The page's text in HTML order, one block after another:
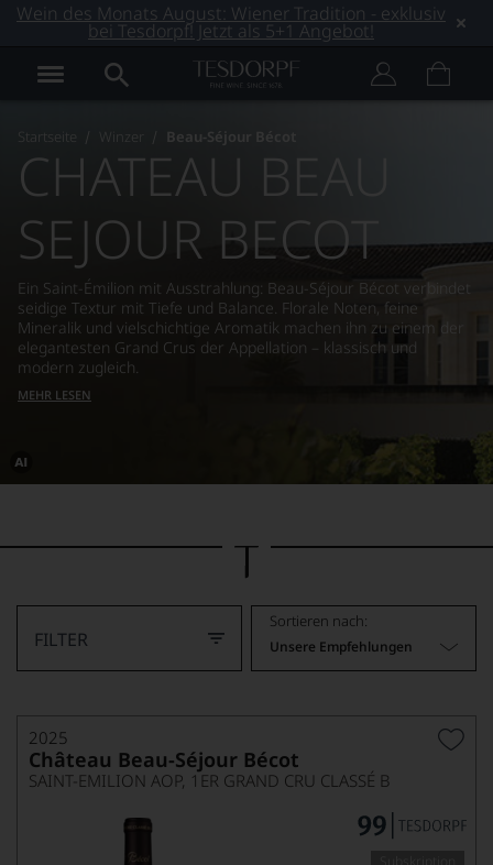
Wein des Monats August: Wiener Tradition - exklusiv
bei Tesdorpf! Jetzt als 5+1 Angebot!
Startseite Winzer Beau-Séjour Bécot
Dieses
von
CHATEAU BEAU
SEJOUR BECOT
Ein Saint-Émilion mit Ausstrahlung: Beau-Séjour Bécot verbindet
seidige Textur mit Tiefe und Balance. Florale Noten, feine
Mineralik und vielschichtige Aromatik machen ihn zu einem der
elegantesten Grand Crus der Appellation – klassisch und
modern zugleich.
MEHR LESEN
FILTER
Sortieren nach:
Unsere Empfehlungen
2025
Château Beau-Séjour Bécot
SAINT-EMILION AOP, 1ER GRAND CRU CLASSÉ B